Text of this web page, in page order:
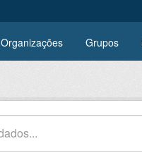
Organizações Grupos